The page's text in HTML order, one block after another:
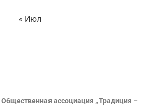
« Июл
Общественная ассоциация „Традиция –